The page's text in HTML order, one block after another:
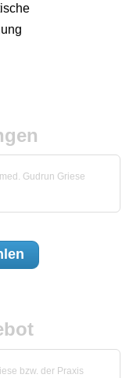
Gudrun Griese
bzw. der Praxis